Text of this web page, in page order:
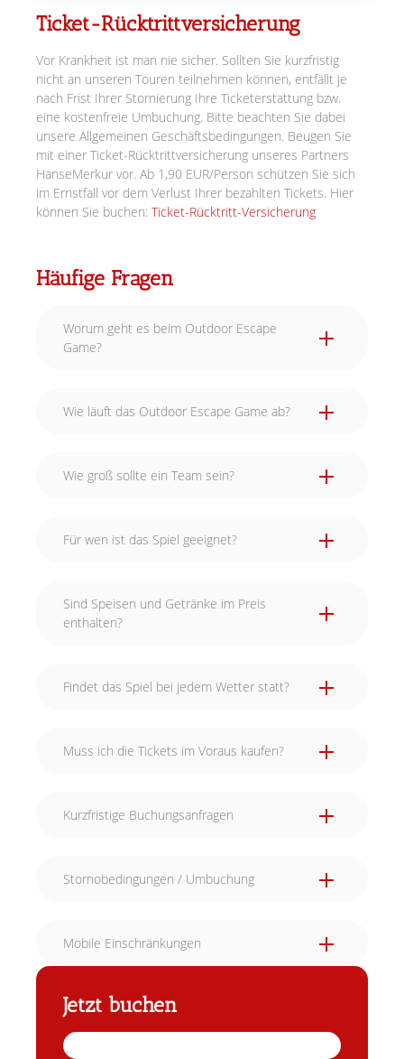
Ticket-Rücktrittversicherung
Vor Krankheit ist man nie sicher. Sollten Sie kurzfristig
nicht an unseren Touren teilnehmen können, entfällt je
nach Frist Ihrer Stornierung Ihre Ticketerstattung bzw.
eine kostenfreie Umbuchung. Bitte beachten Sie dabei
unsere Allgemeinen Geschäftsbedingungen. Beugen Sie
mit einer Ticket-Rücktrittversicherung unseres Partners
HanseMerkur vor. Ab 1,90 EUR/Person schützen Sie sich
im Ernstfall vor dem Verlust Ihrer bezahlten Tickets. Hier
können Sie buchen: Ticket-Rücktritt-Versicherung
Häufige Fragen
Worum geht es beim Outdoor Escape
Game?
Wie läuft das Outdoor Escape Game ab?
Wie groß sollte ein Team sein?
Für wen ist das Spiel geeignet?
Sind Speisen und Getränke im Preis
enthalten?
Findet das Spiel bei jedem Wetter statt?
Muss ich die Tickets im Voraus kaufen?
Kurzfristige Buchungsanfragen
Stornobedingungen / Umbuchung
Mobile Einschränkungen
Jetzt buchen